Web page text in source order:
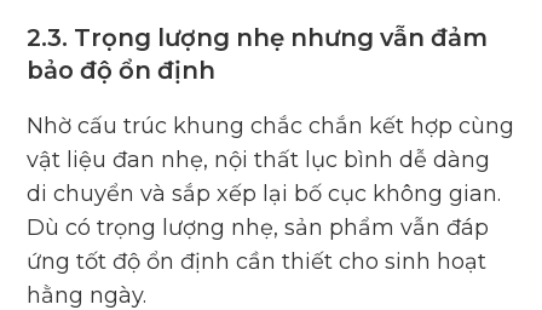
2.3. Trọng lượng nhẹ nhưng vẫn đảm
bảo độ ổn định
Nhờ cấu trúc khung chắc chắn kết hợp cùng
vật liệu đan nhẹ, nội thất lục bình dễ dàng
di chuyển và sắp xếp lại bố cục không gian.
Dù có trọng lượng nhẹ, sản phẩm vẫn đáp
ứng tốt độ ổn định cần thiết cho sinh hoạt
hằng ngày.